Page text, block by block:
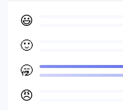
😃
🙂
🥱
😠